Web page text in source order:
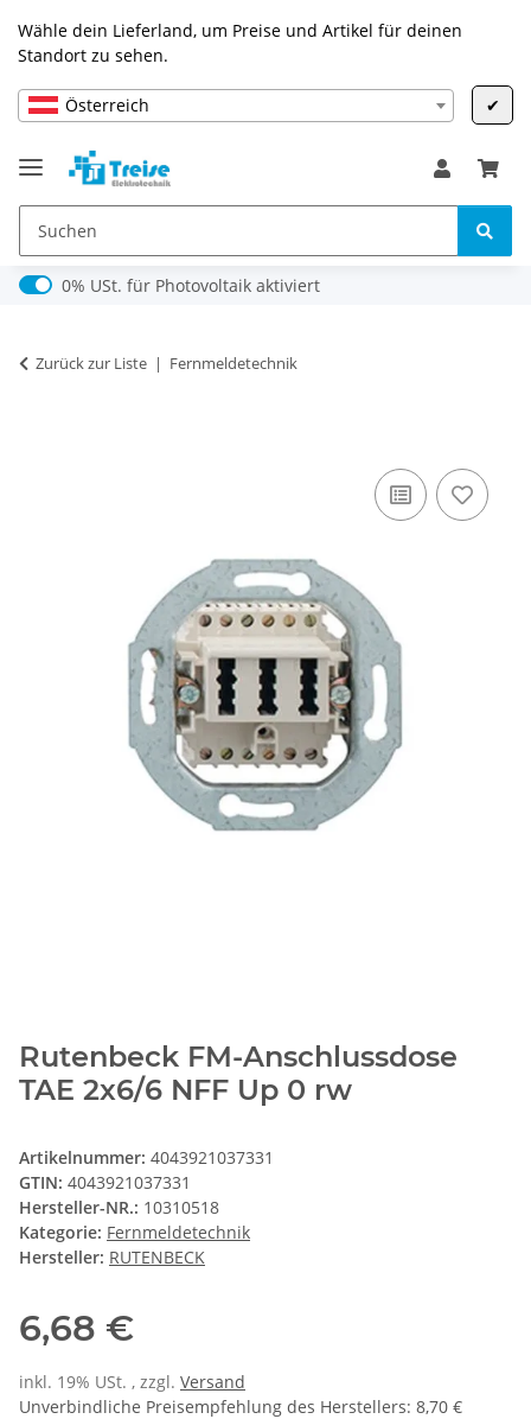
Wähle dein Lieferland, um Preise und Artikel für deinen
Standort zu sehen.
Österreich ✔
0% USt. für Photovoltaik (§ 12 Abs. 3 UStG)
0% USt. für Photovoltaik aktiviert
Zurück zur Liste Fernmeldetechnik
Rutenbeck FM-Anschlussdose
TAE 2x6/6 NFF Up 0 rw
Artikelnummer: 4043921037331
GTIN: 4043921037331
Hersteller-NR.: 10310518
Kategorie: Fernmeldetechnik
Hersteller: RUTENBECK
6,68 €
inkl. 19% USt. , zzgl. Versand
Unverbindliche Preisempfehlung des Herstellers: 8,70 €